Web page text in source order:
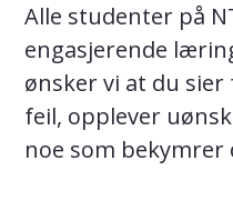
Alle studenter på
engasjerende
ønsker vi at du
feil, opplever
noe som bekymrer